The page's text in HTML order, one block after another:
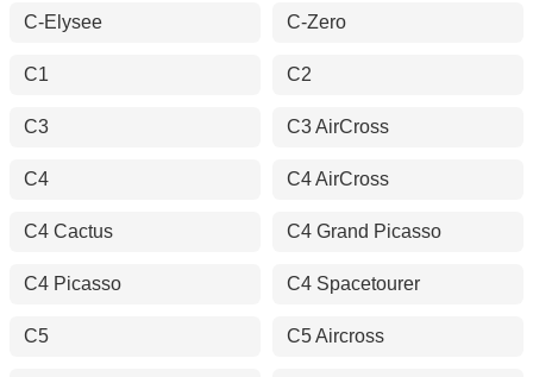
C-Elysee C-Zero
C1 C2
C3 C3 AirCross
C4 C4 AirCross
C4 Cactus C4 Grand Picasso
C4 Picasso C4 Spacetourer
C5 C5 Aircross